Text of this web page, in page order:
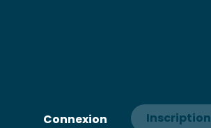
Connexion Inscription